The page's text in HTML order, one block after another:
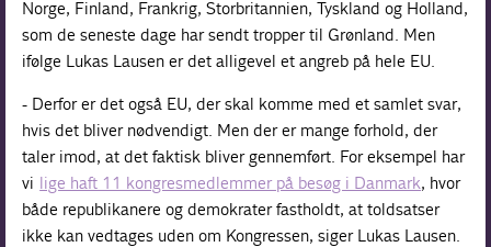
Norge, Finland, Frankrig, Storbritannien, Tyskland og Holland,
som de seneste dage har sendt tropper til Grønland. Men
ifølge Lukas Lausen er det alligevel et angreb på hele EU.
- Derfor er det også EU, der skal komme med et samlet svar,
hvis det bliver nødvendigt. Men der er mange forhold, der
taler imod, at det faktisk bliver gennemført. For eksempel har
vi lige haft 11 kongresmedlemmer på besøg i Danmark, hvor
både republikanere og demokrater fastholdt, at toldsatser
ikke kan vedtages uden om Kongressen, siger Lukas Lausen.